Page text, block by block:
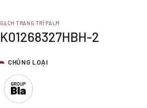
GẠCH TRANG TRÍ PALM
K01268327HBH-2
CHỦNG LOẠI